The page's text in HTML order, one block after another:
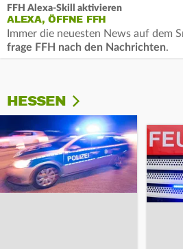
FFH Alexa-Skill aktivieren
ALEXA, ÖFFNE FFH
Immer die neuesten News auf dem
frage FFH nach den Nachrichten.
HESSEN